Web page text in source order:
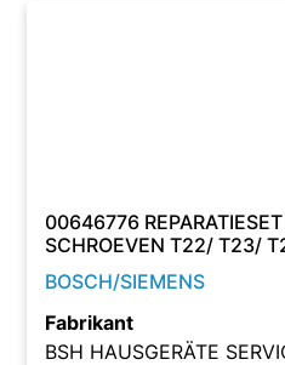
00646776
SCHROEVEN T22/ T23/
BOSCH/SIEMENS
Fabrikant
BSH HAUSGERÄTE